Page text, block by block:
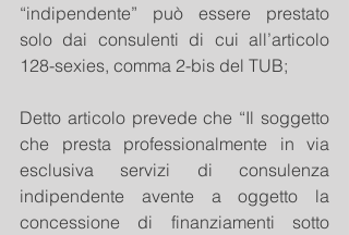
“indipendente” può essere prestato
solo dai consulenti di cui all’articolo
128-sexies, comma 2-bis del TUB;
Detto articolo prevede che “Il soggetto
che presta professionalmente in via
esclusiva servizi di consulenza
indipendente avente a oggetto la
concessione di finanziamenti sotto